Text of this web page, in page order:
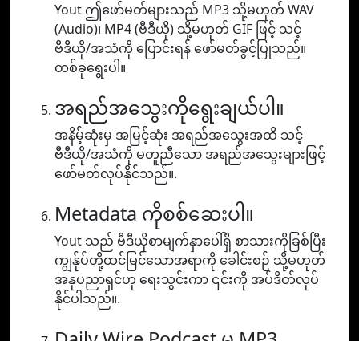
Yout ဤဖော်မတ်များသည် MP3 သို့မဟုတ် WAV
(Audio)၊ MP4 (ဗီဒီယို) သို့မဟုတ် GIF ဖြင့် သင့်
ဗီဒီယို/အသံကို ပြောင်းရန် ဖော်မတ်ခွင့်ပြုသည်။
တစ်ခုရွေးပါ။
အရည်အသွေးကိုရွေးချယ်ပါ။
အနိမ့်ဆုံးမှ အမြင့်ဆုံး အရည်အသွေးအထိ သင့်
ဗီဒီယို/အသံကို မတူညီသော အရည်အသွေးများဖြင့်
ဖော်မတ်လုပ်နိုင်သည်။.
Metadata ကိုစစ်ဆေးပါ။
Yout သည် ဗီဒီယိုစာမျက်နှာပေါ်ရှိ စာသားကိုခြစ်ပြီး
ကျွန်ုပ်တို့ထင်မြင်သောအရာကို ခေါင်းစဉ် သို့မဟုတ်
အနုပညာရှင်ဟု ရေးသွင်းကာ ၎င်းကို အပ်ဒိတ်လုပ်
နိုင်ပါသည်။.